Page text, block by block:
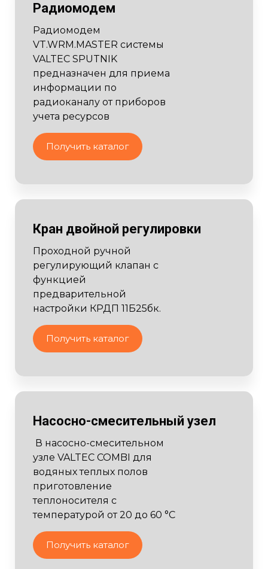
Радиомодем
Радиомодем
VT.WRM.MASTER системы
VALTEC SPUTNIK
предназначен для приема
информации по
радиоканалу от приборов
учета ресурсов
Получить каталог
Кран двойной регулировки
Проходной ручной
регулирующий клапан с
функцией
предварительной
настройки КРДП 11Б25бк.
Получить каталог
Насосно-смесительный узел
В насосно-смесительном
узле VALTEC COMBI для
водяных теплых полов
приготовление
теплоносителя с
температурой от 20 до 60 °С
Получить каталог